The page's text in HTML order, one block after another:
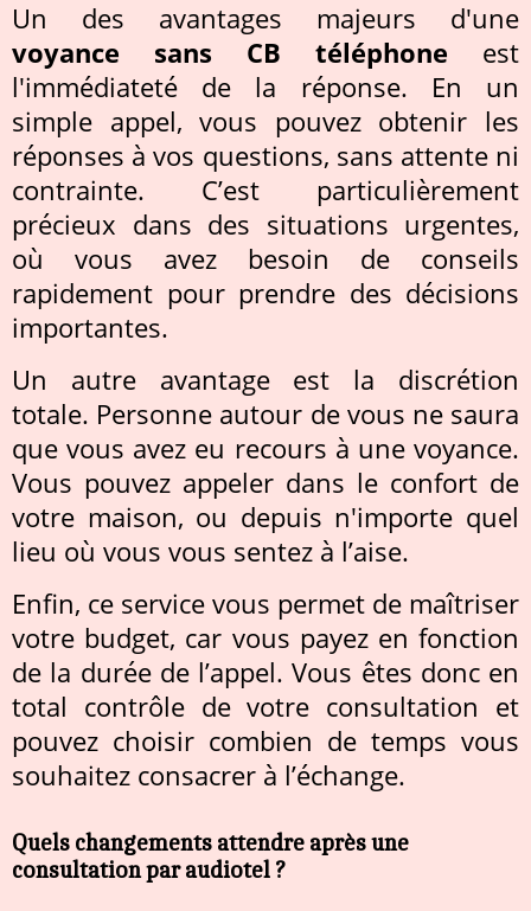
Un des avantages majeurs d'une
voyance sans CB téléphone est
l'immédiateté de la réponse. En un
simple appel, vous pouvez obtenir les
réponses à vos questions, sans attente ni
contrainte. C’est particulièrement
précieux dans des situations urgentes,
où vous avez besoin de conseils
rapidement pour prendre des décisions
importantes.
Un autre avantage est la discrétion
totale. Personne autour de vous ne saura
que vous avez eu recours à une voyance.
Vous pouvez appeler dans le confort de
votre maison, ou depuis n'importe quel
lieu où vous vous sentez à l’aise.
Enfin, ce service vous permet de maîtriser
votre budget, car vous payez en fonction
de la durée de l’appel. Vous êtes donc en
total contrôle de votre consultation et
pouvez choisir combien de temps vous
souhaitez consacrer à l’échange.
Quels changements attendre après une
consultation par audiotel ?